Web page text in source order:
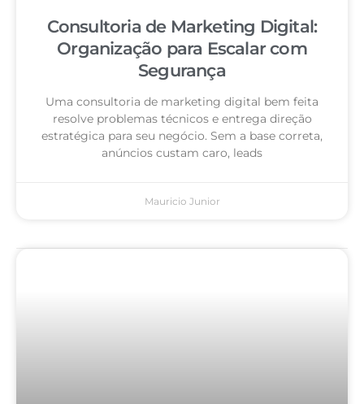
Consultoria de Marketing Digital:
Organização para Escalar com
Segurança
Uma consultoria de marketing digital bem feita
resolve problemas técnicos e entrega direção
estratégica para seu negócio. Sem a base correta,
anúncios custam caro, leads
Mauricio Junior